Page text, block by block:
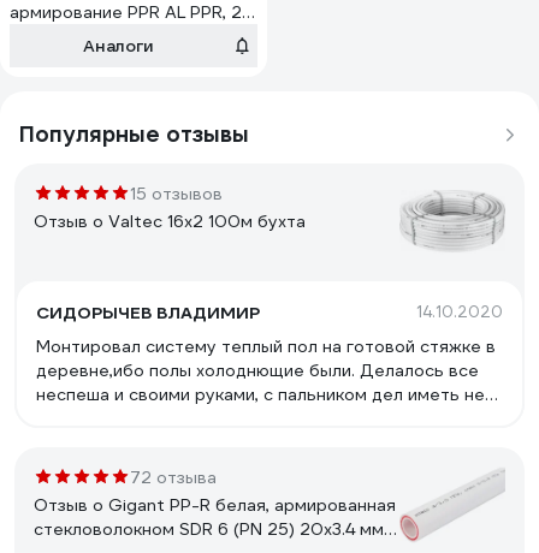
армирование PPR AL PPR, 2
м 010260025002
Аналоги
Популярные отзывы
15 отзывов
Отзыв о Valtec 16x2 100м бухта
СИДОРЫЧЕВ ВЛАДИМИР 14.10.2020
Монтировал систему теплый пол на готовой стяжке в
деревне,ибо полы холоднющие были. Делалось все
неспеша и своими руками, с пальником дел иметь не
пола.При такой раскладке как на фото 100 метровой
бухты хватило на 70 кв.м. еще метров 15 осталось.
Отличный металлопластик по соотношению цена-
качество.
72 отзыва
Отзыв о Gigant PP-R белая, армированная
стекловолокном SDR 6 (PN 25) 20x3.4 мм,